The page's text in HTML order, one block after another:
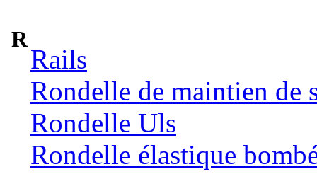
R
Rails
Rondelle de maintien de
Rondelle Uls
Rondelle élastique